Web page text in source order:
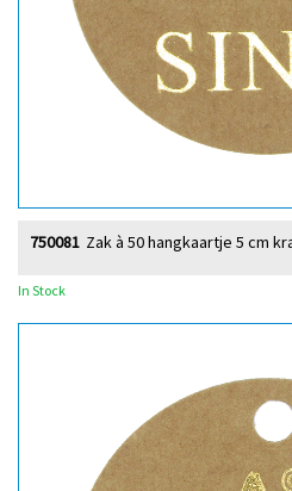
Zak à 50 hangkaartje 5 cm
750081
In Stock